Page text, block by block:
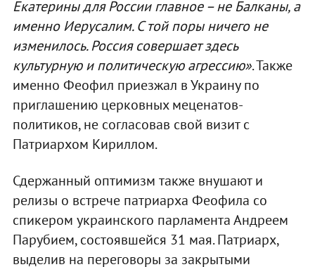
Екатерины для России главное – не Балканы, а
именно Иерусалим. С той поры ничего не
изменилось. Россия совершает здесь
культурную и политическую агрессию». Также
именно Феофил приезжал в Украину по
приглашению церковных меценатов-
политиков, не согласовав свой визит с
Патриархом Кириллом.
Сдержанный оптимизм также внушают и
релизы о встрече патриарха Феофила со
спикером украинского парламента Андреем
Парубием, состоявшейся 31 мая. Патриарх,
выделив на переговоры за закрытыми